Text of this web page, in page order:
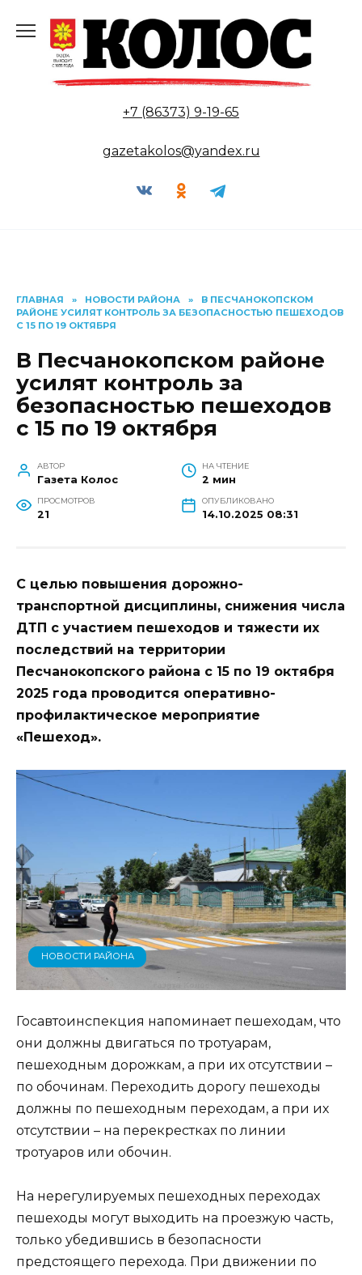
содержанию
+7 (86373) 9-19-65
gazetakolos@yandex.ru
ГЛАВНАЯ » НОВОСТИ РАЙОНА »
В ПЕСЧАНОКОПСКОМ
РАЙОНЕ УСИЛЯТ КОНТРОЛЬ ЗА БЕЗОПАСНОСТЬЮ ПЕШЕХОДОВ
С 15 ПО 19 ОКТЯБРЯ
В Песчанокопском районе
усилят контроль за
безопасностью пешеходов
с 15 по 19 октября
АВТОР
Газета Колос
НА ЧТЕНИЕ
2 мин
ПРОСМОТРОВ
21
ОПУБЛИКОВАНО
14.10.2025 08:31
С целью повышения дорожно-
транспортной дисциплины, снижения числа
ДТП с участием пешеходов и тяжести их
последствий на территории
Песчанокопского района с 15 по 19 октября
2025 года проводится оперативно-
профилактическое мероприятие
«Пешеход».
НОВОСТИ РАЙОНА
Госавтоинспекция напоминает пешеходам, что
они должны двигаться по тротуарам,
пешеходным дорожкам, а при их отсутствии –
по обочинам. Переходить дорогу пешеходы
должны по пешеходным переходам, а при их
отсутствии – на перекрестках по линии
тротуаров или обочин.
На нерегулируемых пешеходных переходах
пешеходы могут выходить на проезжую часть,
только убедившись в безопасности
предстоящего перехода. При движении по